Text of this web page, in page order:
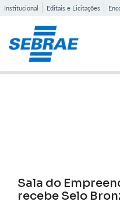
Institucional Editais e Licitações
Sala do
recebe Selo